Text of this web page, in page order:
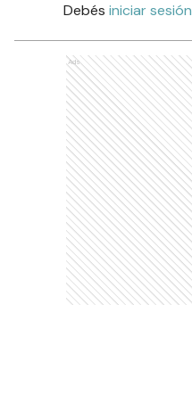
Debés iniciar sesión
Ads